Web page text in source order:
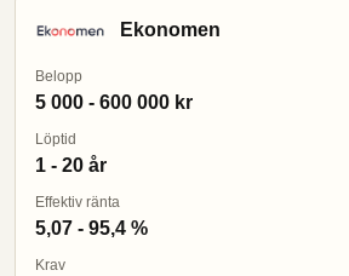
Ekonomen
Belopp
5 000 - 600 000 kr
Löptid
1 - 20 år
Effektiv ränta
5,07 - 95,4 %
Krav